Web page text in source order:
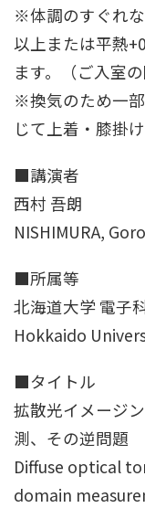
※体調のすぐれ
以上または平熱
ます。（ご入室
※換気のため一
じて上着・膝掛
■講演者
西村 吾朗
NISHIMURA, Goro
■所属等
北海道大学 電子
Hokkaido
■タイトル
拡散光イメージ
測、その逆問題
Diffuse optical
domain